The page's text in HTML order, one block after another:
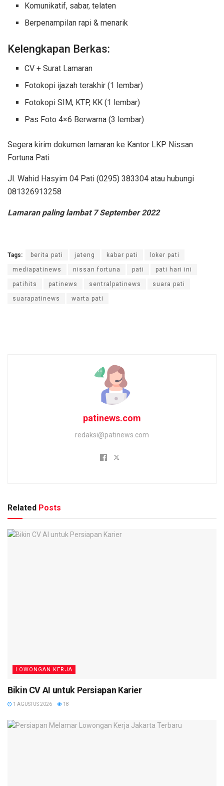
Komunikatif, sabar, telaten
Berpenampilan rapi & menarik
Kelengkapan Berkas:
CV + Surat Lamaran
Fotokopi ijazah terakhir (1 lembar)
Fotokopi SIM, KTP, KK (1 lembar)
Pas Foto 4×6 Berwarna (3 lembar)
Segera kirim dokumen lamaran ke Kantor LKP Nissan
Fortuna Pati
Jl. Wahid Hasyim 04 Pati (0295) 383304 atau hubungi
081326913258
Lamaran paling lambat 7 September 2022
Tags: berita pati jateng kabar pati loker pati
mediapatinews nissan fortuna pati pati hari ini
patihits patinews sentralpatinews suara pati
suarapatinews warta pati
patinews.com
redaksi@patinews.com
Related Posts
LOWONGAN KERJA
Bikin CV AI untuk Persiapan Karier
1 AGUSTUS 2026 18